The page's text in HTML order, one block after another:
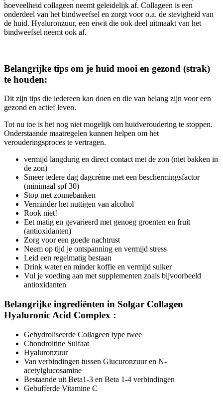
hoeveelheid collageen neemt geleidelijk af. Collageen is een
onderdeel van het bindweefsel en zorgt voor o.a. de stevigheid van
de huid. Hyaluronzuur, een eiwit die ook deel uitmaakt van het
bindweefsel neemt ook af.
Belangrijke tips om je huid mooi en gezond (strak)
te houden:
Dit zijn tips die iedereen kan doen en die van belang zijn voor een
gezond en actief leven.
Tot nu toe is het nog niet mogelijk om huidveroudering te stoppen.
Onderstaande maatregelen kunnen helpen om het
verouderingsproces te vertragen.
vermijd langdurig en direct contact met de zon (niet bakken in
de zon)
Smeer iedere dag dagcrème met een beschermingsfactor
(minimaal spf 30)
Stop met zonnebanken
Verminder het nuttigen van alcohol
Rook niet!
Eet matig en gevarieerd met genoeg groenten en fruit
(antioxidanten)
Zorg voor een goede nachtrust
Neem op tijd je ontspanning en vermijd stress
Leid een regelmatig bestaan
Drink water en minder koffie en vermijd suiker
Vul je voeding aan met supplementen zoals bijvoorbeeld
antioxidanten
Belangrijke ingrediënten in Solgar Collagen
Hyaluronic Acid Complex :
Gehydroliseerde Collageen type twee
Chondroitine Sulfaat
Hyaluronzuur
Van verbindingen tussen Glucuronzuur en N-
acetylglucosamine
Bestaande uit Beta1-3 en Beta 1-4 verbindingen
Gebufferde Vitamine C